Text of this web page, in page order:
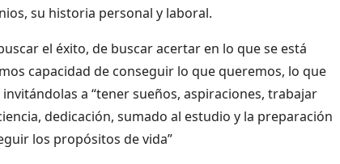
su historia personal y laboral.
el éxito, de buscar acertar en lo que se está
capacidad de conseguir lo que queremos, lo que
a “tener sueños, aspiraciones, trabajar
dedicación, sumado al estudio y la preparación
los propósitos de vida”